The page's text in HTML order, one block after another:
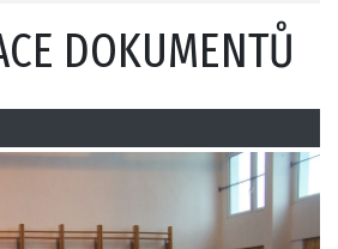
DOKUMENTŮ